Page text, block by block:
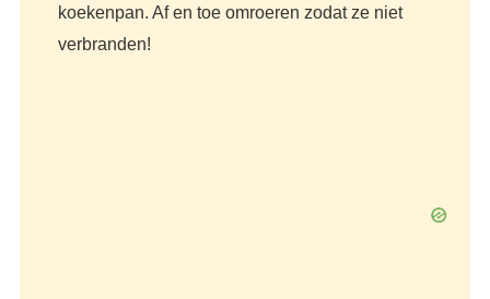
koekenpan. Af en toe omroeren zodat ze niet
verbranden!